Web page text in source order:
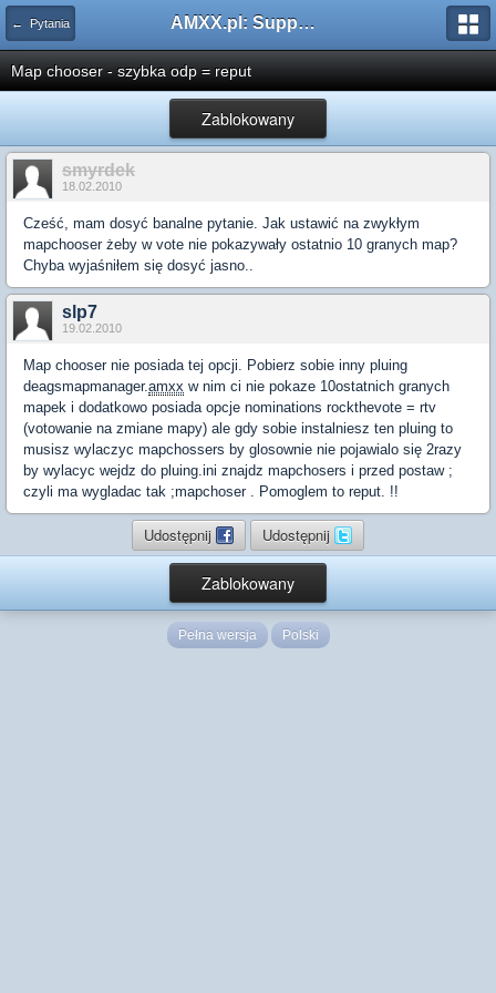
← Pytania AMXX.pl: Support AMX Mod X i SourceMod
Map chooser - szybka odp = reput
Zablokowany
smyrdek
18.02.2010
Cześć, mam dosyć banalne pytanie. Jak ustawić na zwykłym
mapchooser żeby w vote nie pokazywały ostatnio 10 granych map?
Chyba wyjaśniłem się dosyć jasno..
slp7
19.02.2010
Map chooser nie posiada tej opcji. Pobierz sobie inny pluing
deagsmapmanager.amxx w nim ci nie pokaze 10ostatnich granych
mapek i dodatkowo posiada opcje nominations rockthevote = rtv
(votowanie na zmiane mapy) ale gdy sobie instalniesz ten pluing to
musisz wylaczyc mapchossers by glosownie nie pojawialo się 2razy
by wylacyc wejdz do pluing.ini znajdz mapchosers i przed postaw ;
czyli ma wygladac tak ;mapchoser . Pomoglem to reput. !!
Udostępnij Udostępnij
Zablokowany
Pełna wersja Polski